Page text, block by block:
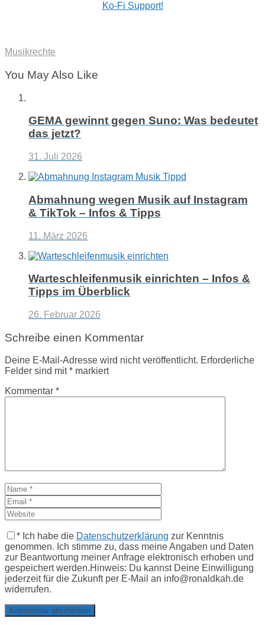
Ko-Fi Support!
Musikrechte
You May Also Like
GEMA gewinnt gegen Suno: Was bedeutet
das jetzt?
31. Juli 2026
Abmahnung wegen Musik auf Instagram
& TikTok – Infos & Tipps
11. März 2026
Warteschleifenmusik einrichten – Infos &
Tipps im Überblick
26. Februar 2026
Schreibe einen Kommentar
Deine E-Mail-Adresse wird nicht veröffentlicht. Erforderliche
Felder sind mit* markiert
Kommentar *
* Ich habe die Datenschutzerklärung zur Kenntnis
genommen. Ich stimme zu, dass meine Angaben und Daten
zur Beantwortung meiner Anfrage elektronisch erhoben und
gespeichert werden.Hinweis: Du kannst Deine Einwilligung
jederzeit für die Zukunft per E-Mail an info@ronaldkah.de
widerrufen.